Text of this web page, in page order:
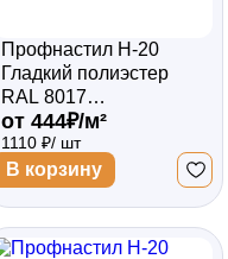
Профнастил Н-20
Гладкий полиэстер
RAL 8017
(Шоколадно-
коричневый)
2000*1150*0,4
односторонний
от 444₽/м²
1110 ₽/ шт
В корзину